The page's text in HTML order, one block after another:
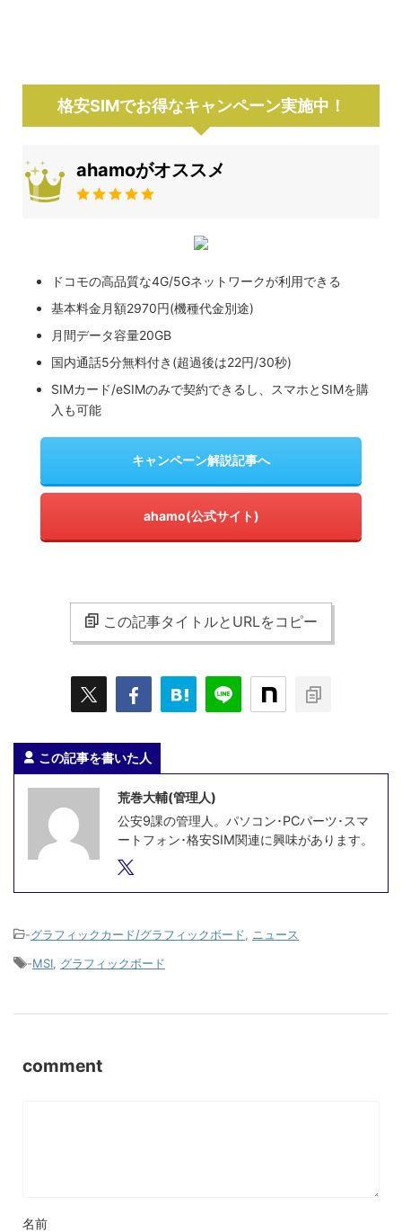
格安SIMでお得なキャンペーン実施中！
ahamoがオススメ
ドコモの高品質な4G/5Gネットワークが利用できる
基本料金月額2970円(機種代金別途)
月間データ容量20GB
国内通話5分無料付き(超過後は22円/30秒)
SIMカード/eSIMのみで契約できるし、スマホとSIMを購
入も可能
キャンペーン解説記事へ
ahamo(公式サイト)
この記事タイトルとURLをコピー
この記事を書いた人
荒巻大輔(管理人)
公安9課の管理人。パソコン･PCパーツ･スマ
ートフォン･格安SIM関連に興味があります。
-グラフィックカード/グラフィックボード
ニュース
-MSI グラフィックボード
comment
名前